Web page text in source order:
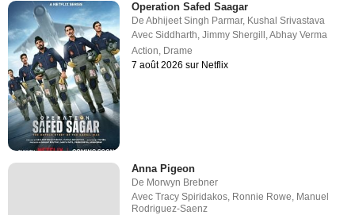
Operation Safed Saagar
DeAbhijeet Singh Parmar, Kushal Srivastava
AvecSiddharth,Jimmy Shergill ,Abhay Verma
Action, Drame
7 août 2026 sur Netflix
Anna Pigeon
De Morwyn Brebner
AvecTracy Spiridakos Ronnie Rowe Manuel
Rodriguez-Saenz